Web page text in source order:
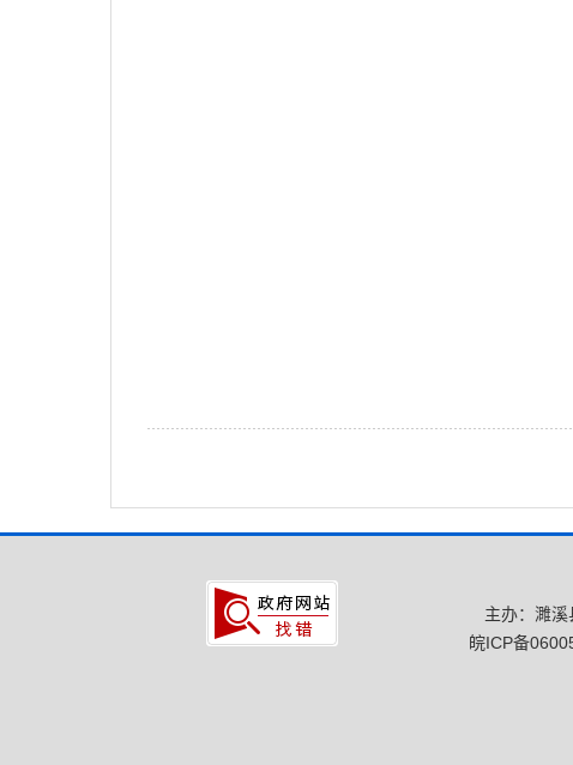
主办：濉
皖ICP备